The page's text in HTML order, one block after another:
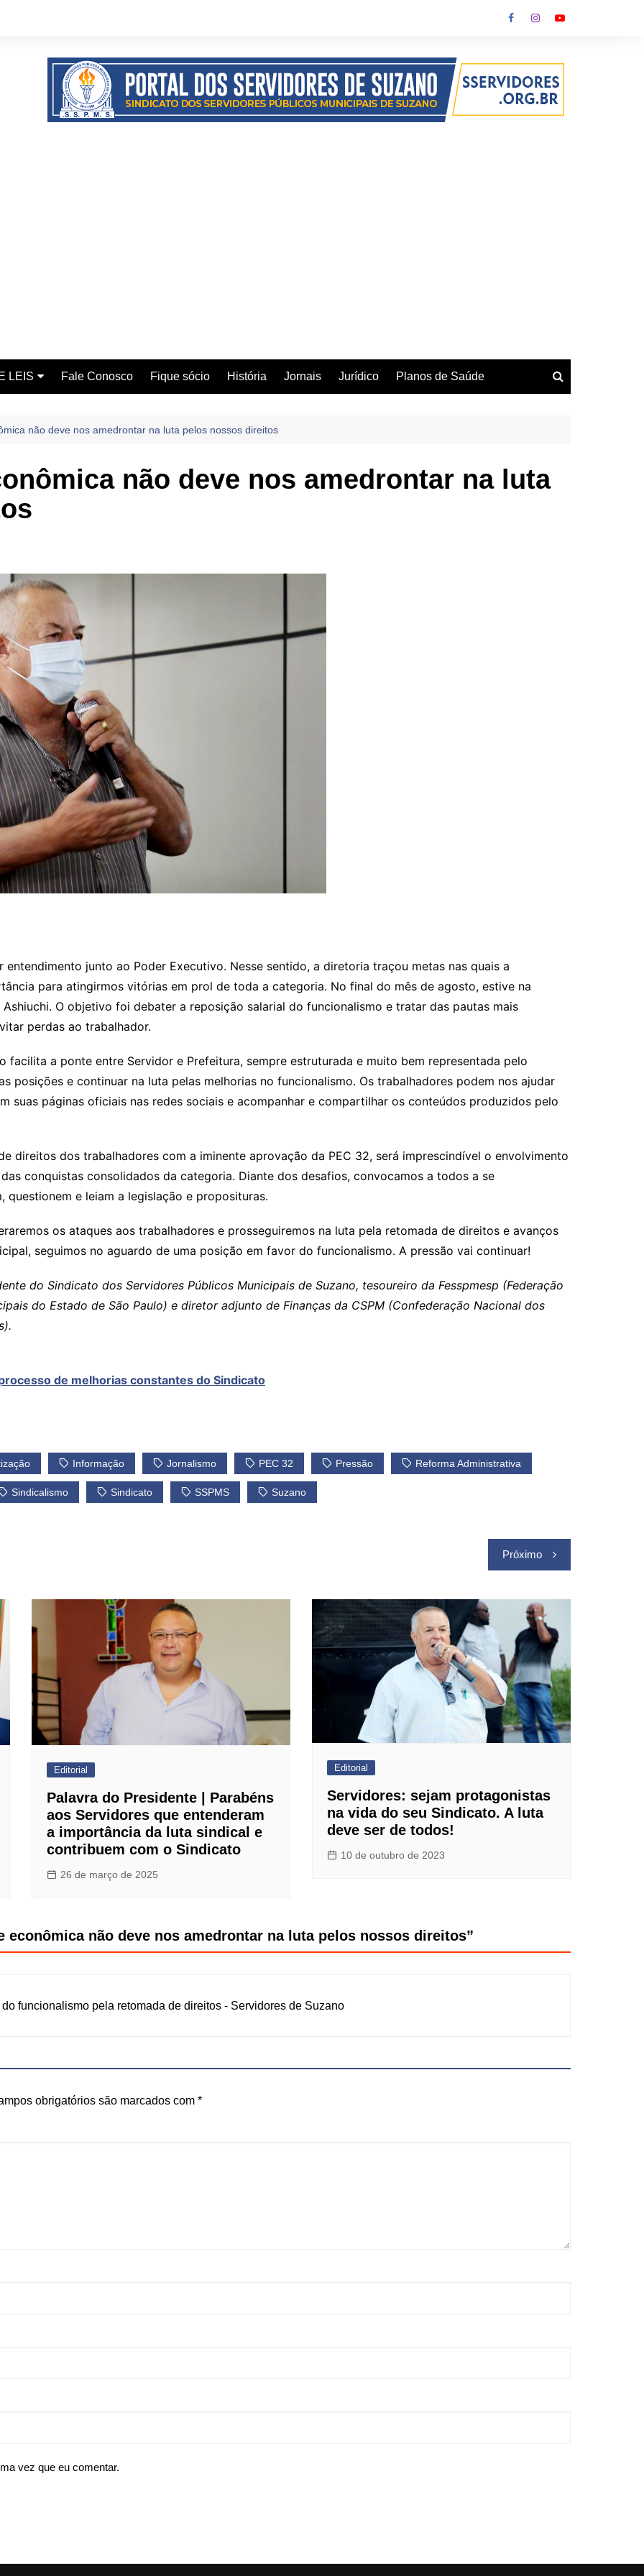
LEIS Fale Conosco Fique sócio História Jornais Jurídico Planos de Saúde
não deve nos amedrontar na luta pelos nossos direitos
não deve nos amedrontar na luta
junto ao Poder Executivo. Nesse sentido, a diretoria traçou metas nas quais a
para atingirmos vitórias em prol de toda a categoria. No final do mês de agosto, estive na
O objetivo foi debater a reposição salarial do funcionalismo e tratar das pautas mais
perdas ao trabalhador.
facilita a ponte entre Servidor e Prefeitura, sempre estruturada e muito bem representada pelo
posições e continuar na luta pelas melhorias no funcionalismo. Os trabalhadores podem nos ajudar
suas páginas oficiais nas redes sociais e acompanhar e compartilhar os conteúdos produzidos pelo
direitos dos trabalhadores com a iminente aprovação da PEC 32, será imprescindível o envolvimento
conquistas consolidados da categoria. Diante dos desafios, convocamos a todos a se
questionem e leiam a legislação e proposituras.
os ataques aos trabalhadores e prosseguiremos na luta pela retomada de direitos e avanços
seguimos no aguardo de uma posição em favor do funcionalismo. A pressão vai continuar!
do Sindicato dos Servidores Públicos Municipais de Suzano, tesoureiro da Fesspmesp (Federação
do Estado de São Paulo) e diretor adjunto de Finanças da CSPM (Confederação Nacional dos
de melhorias constantes do Sindicato
Informação Jornalismo PEC 32 Pressão Reforma Administrativa
Sindicalismo Sindicato SSPMS Suzano
Próximo
Editorial
Palavra do Presidente | Parabéns
aos Servidores que entenderam
a importância da luta sindical e
contribuem com o Sindicato
26 de março de 2025
Editorial
Servidores: sejam protagonistas
na vida do seu Sindicato. A luta
deve ser de todos!
10 de outubro de 2023
econômica não deve nos amedrontar na luta pelos nossos direitos”
funcionalismo pela retomada de direitos - Servidores de Suzano
obrigatórios são marcados com *
vez que eu comentar.